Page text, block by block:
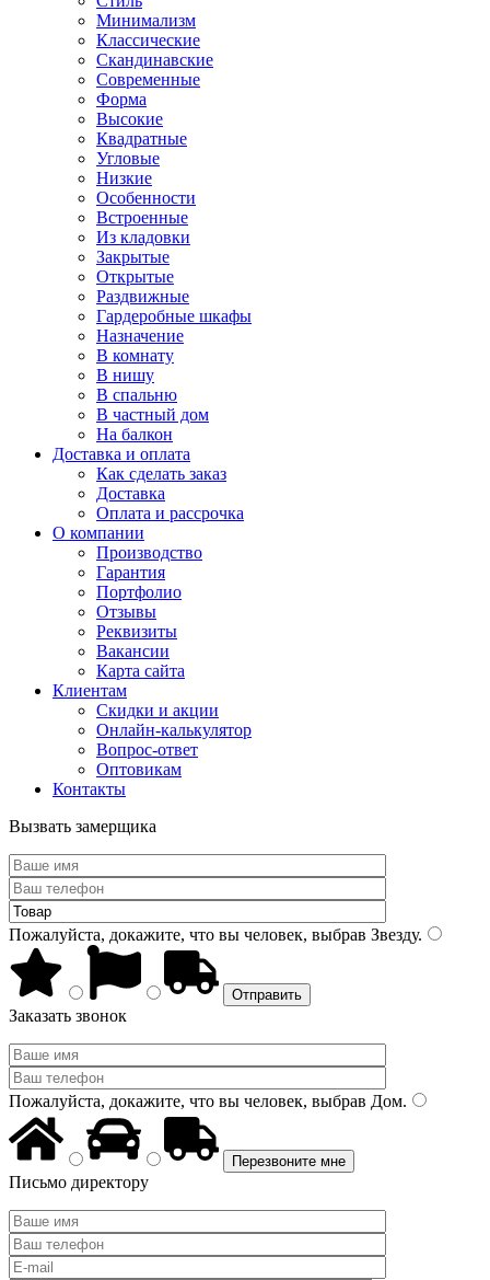
Минимализм
Классические
Скандинавские
Современные
Форма
Высокие
Квадратные
Угловые
Низкие
Особенности
Встроенные
Из кладовки
Закрытые
Открытые
Раздвижные
Гардеробные шкафы
Назначение
В комнату
В нишу
В спальню
В частный дом
На балкон
Доставка и оплата
Как сделать заказ
Доставка
Оплата и рассрочка
О компании
Производство
Гарантия
Портфолио
Отзывы
Реквизиты
Вакансии
Карта сайта
Клиентам
Скидки и акции
Онлайн-калькулятор
Вопрос-ответ
Оптовикам
Контакты
Вызвать замерщика
Пожалуйста, докажите, что вы человек, выбрав Звезду.
Заказать звонок
Пожалуйста, докажите, что вы человек, выбрав Дом.
Письмо директору